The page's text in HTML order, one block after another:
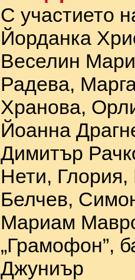
С участието
Йорданка
Веселин
Радева,
Хранова,
Йоанна
Димитър
Нети, Глория,
Белчев,
Мариам
„Грамофон”,
Джуниър